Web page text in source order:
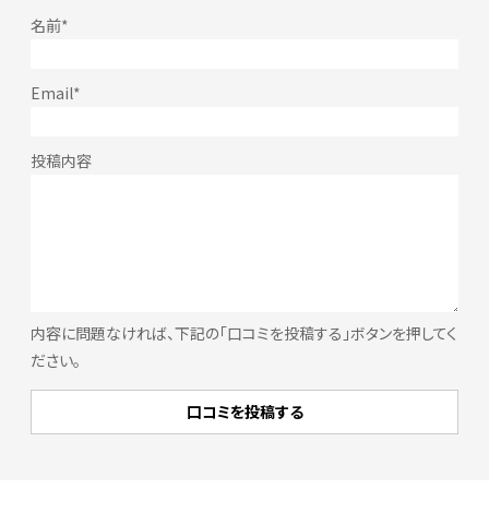
内容に問題なければ、下記の「口コミを投稿する」ボタンを押してく
ださい。